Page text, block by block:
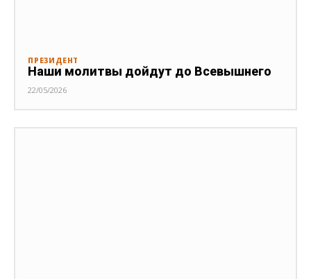
ПРЕЗИДЕНТ
Наши молитвы дойдут до Всевышнего
22/05/2026